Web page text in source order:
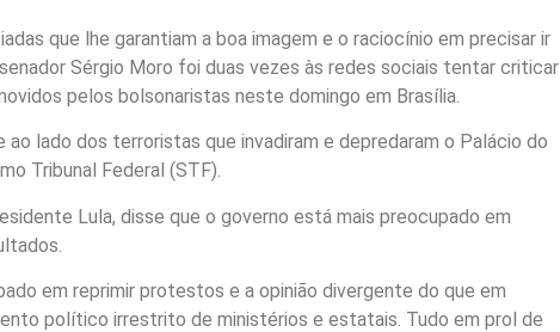
que lhe garantiam a boa imagem e o raciocínio em precisar ir
Sérgio Moro foi duas vezes às redes sociais tentar criticar
pelos bolsonaristas neste domingo em Brasília.
lado dos terroristas que invadiram e depredaram o Palácio do
Tribunal Federal (STF).
Lula, disse que o governo está mais preocupado em
em reprimir protestos e a opinião divergente do que em
político irrestrito de ministérios e estatais. Tudo em prol de